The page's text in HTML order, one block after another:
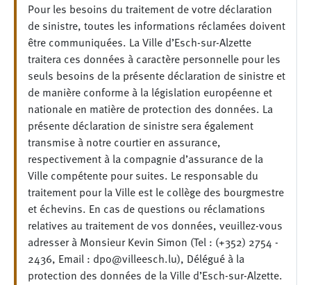
Pour les besoins du traitement de votre déclaration
de sinistre, toutes les informations réclamées doivent
être communiquées. La Ville d’Esch-sur-Alzette
traitera ces données à caractère personnelle pour les
seuls besoins de la présente déclaration de sinistre et
de manière conforme à la législation européenne et
nationale en matière de protection des données. La
présente déclaration de sinistre sera également
transmise à notre courtier en assurance,
respectivement à la compagnie d’assurance de la
Ville compétente pour suites. Le responsable du
traitement pour la Ville est le collège des bourgmestre
et échevins. En cas de questions ou réclamations
relatives au traitement de vos données, veuillez-vous
adresser à Monsieur Kevin Simon (Tel : (+352) 2754 -
2436, Email : dpo@villeesch.lu), Délégué à la
protection des données de la Ville d’Esch-sur-Alzette.